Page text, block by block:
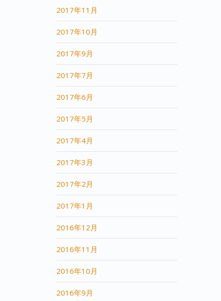
2017年11月
2017年10月
2017年9月
2017年7月
2017年6月
2017年5月
2017年4月
2017年3月
2017年2月
2017年1月
2016年12月
2016年11月
2016年10月
2016年9月